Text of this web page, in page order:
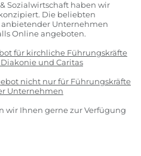
Sozialwirtschaft haben wir
Die beliebten
Unternehmen
Online angeboten.
für kirchliche Führungskräfte
und Caritas
nicht nur für Führungskräfte
Unternehmen
wir Ihnen gerne zur Verfügung